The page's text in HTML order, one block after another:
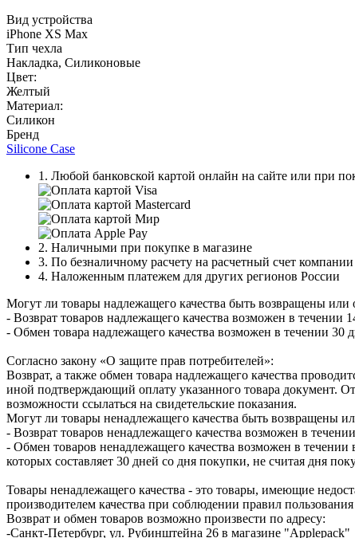
Вид устройства
iPhone XS Max
Тип чехла
Накладка, Силиконовые
Цвет:
Желтый
Материал:
Силикон
Бренд
Silicone Case
1. Любой банковской картой онлайн на сайте или при
2. Наличными при покупке в магазине
3. По безналичному расчету на расчетный счет
4. Наложенным платежем для других регионов России
Могут ли товары надлежащего качества быть возвращены или
- Возврат товаров надлежащего качества возможен в течении
- Обмен товара надлежащего качества возможен в течении 30
Согласно закону «О защите прав потребителей»:
Возврат, а также обмен товара надлежащего качества
иной подтверждающий оплату указанного товара документ.
возможности ссылаться на свидетельские показания.
Могут ли товары ненадлежащего качества быть возвращены
- Возврат товаров ненадлежащего качества возможен в
- Обмен товаров ненадлежащего качества возможен в течении
которых составляет 30 дней со дня покупки, не считая дня
Товары ненадлежащего качества - это товары, имеющие
производителем качества при соблюдении правил
Возврат и обмен товаров возможно произвести по адресу:
-Санкт-Петербург, ул. Рубинштейна 26 в магазине "Applepack"